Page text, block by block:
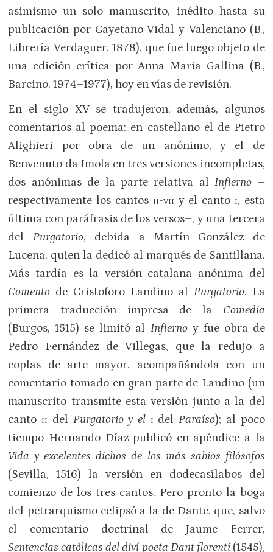
asimismo un solo manuscrito, inédito hasta su
publicación por Cayetano Vidal y Valenciano (B.,
Librería Verdaguer, 1878), que fue luego objeto de
una edición crítica por Anna Maria Gallina (B.,
Barcino, 1974–1977), hoy en vías de revisión.
En el siglo XV se tradujeron, además, algunos
comentarios al poema: en castellano el de Pietro
Alighieri por obra de un anónimo, y el de
Benvenuto da Imola en tres versiones incompletas,
dos anónimas de la parte relativa alInfierno –
respectivamente los cantos ii-vii y el canto i, esta
última con paráfrasis de los versos–, y una tercera
del Purgatorio, debida a Martín González de
Lucena, quien la dedicó al marqués de Santillana.
Más tardía es la versión catalana anónima del
Comento de Cristoforo Landino al Purgatorio. La
primera traducción impresa de la Comedia
(Burgos, 1515) se limitó al Infierno y fue obra de
Pedro Fernández de Villegas, que la redujo a
coplas de arte mayor, acompañándola con un
comentario tomado en gran parte de Landino (un
manuscrito transmite esta versión junto a la del
canto ii del Purgatorio y el i delParaíso); al poco
tiempo Hernando Díaz publicó en apéndice a la
Vida y excelentes dichos de los más sabios filósofos
(Sevilla, 1516) la versión en dodecasílabos del
comienzo de los tres cantos. Pero pronto la boga
del petrarquismo eclipsó a la de Dante, que, salvo
el comentario doctrinal de Jaume Ferrer,
Sentencias catòlicas del diví poeta Dant florentí(1545),